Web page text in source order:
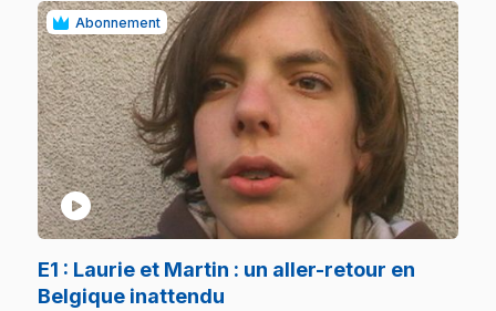
Abonnement
play_circle
E1 : Laurie et Martin : un aller-retour en
Belgique inattendu